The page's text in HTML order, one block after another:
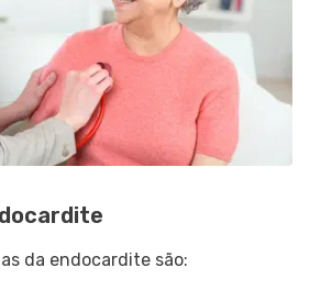
da endocardite são: